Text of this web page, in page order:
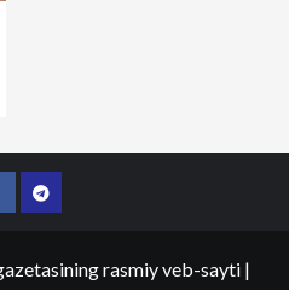
Telegram
rasmiy veb-sayti |